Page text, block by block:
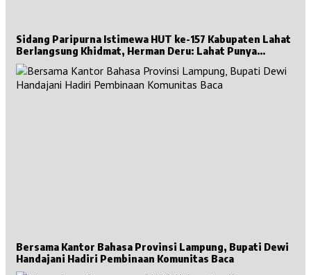
Sidang Paripurna Istimewa HUT ke-157 Kabupaten Lahat
Berlangsung Khidmat, Herman Deru: Lahat Punya
Sejarah Besar untuk Sumsel
Bersama Kantor Bahasa Provinsi Lampung, Bupati Dewi
Handajani Hadiri Pembinaan Komunitas Baca